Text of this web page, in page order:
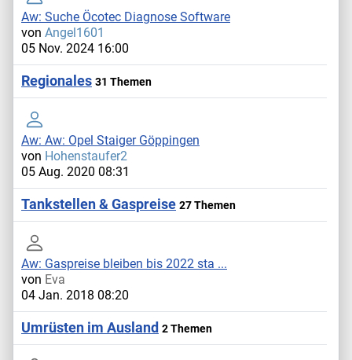
Aw: Suche Öcotec Diagnose Software
von Angel1601
05 Nov. 2024 16:00
Regionales 31 Themen
Aw: Aw: Opel Staiger Göppingen
von Hohenstaufer2
05 Aug. 2020 08:31
Tankstellen & Gaspreise 27 Themen
Aw: Gaspreise bleiben bis 2022 sta ...
von Eva
04 Jan. 2018 08:20
Umrüsten im Ausland 2 Themen